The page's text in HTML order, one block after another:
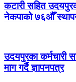
कटारी सहित
नेकपाको ७६औँ
उदयपुरका कर्मचारी
माग गर्दै ज्ञापनपत्र